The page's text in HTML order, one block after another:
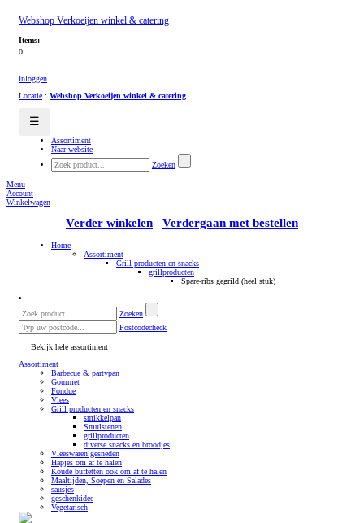
Webshop Verkoeijen winkel & catering
Items:
0
Inloggen
Locatie : Webshop Verkoeijen winkel & catering
☰
Assortiment
Naar website
Zoeken
Menu
Account
Winkelwagen
Verder winkelen Verdergaan met bestellen
Home
Assortiment
Grill producten en snacks
grillproducten
Spare-ribs gegrild (heel stuk)
Zoeken
Postcodecheck
Bekijk hele assortiment
Assortiment
Barbecue & partypan
Gourmet
Fondue
Vlees
Grill producten en snacks
smikkelpan
Smulstenen
grillproducten
diverse snacks en broodjes
Vleeswaren gesneden
Hapjes om af te halen
Koude buffetten ook om af te halen
Maaltijden, Soepen en Salades
sausjes
geschenkidee
Vegetarisch